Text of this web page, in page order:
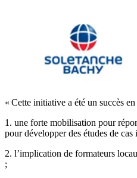
« Cette initiative a été un succès
1. une forte mobilisation pour
pour développer des études de cas
2. l’implication de formateurs
;